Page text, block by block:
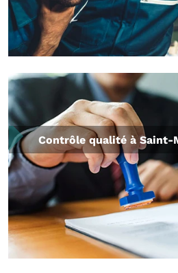
Contrôle qualité à Saint-